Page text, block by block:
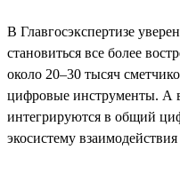
В Главгосэкспертизе
становиться все более
около 20–30 тысяч
цифровые инструменты. А
интегрируются в общий
экосистему